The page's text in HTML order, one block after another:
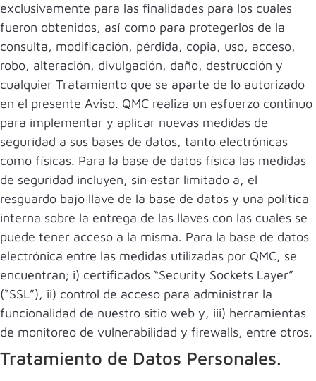
exclusivamente para las finalidades para los cuales
fueron obtenidos, así como para protegerlos de la
consulta, modificación, pérdida, copia, uso, acceso,
robo, alteración, divulgación, daño, destrucción y
cualquier Tratamiento que se aparte de lo autorizado
en el presente Aviso. QMC realiza un esfuerzo continuo
para implementar y aplicar nuevas medidas de
seguridad a sus bases de datos, tanto electrónicas
como físicas. Para la base de datos física las medidas
de seguridad incluyen, sin estar limitado a, el
resguardo bajo llave de la base de datos y una política
interna sobre la entrega de las llaves con las cuales se
puede tener acceso a la misma. Para la base de datos
electrónica entre las medidas utilizadas por QMC, se
encuentran; i) certificados “Security Sockets Layer”
(“SSL”), ii) control de acceso para administrar la
funcionalidad de nuestro sitio web y, iii) herramientas
de monitoreo de vulnerabilidad y firewalls, entre otros.
Tratamiento de Datos Personales.